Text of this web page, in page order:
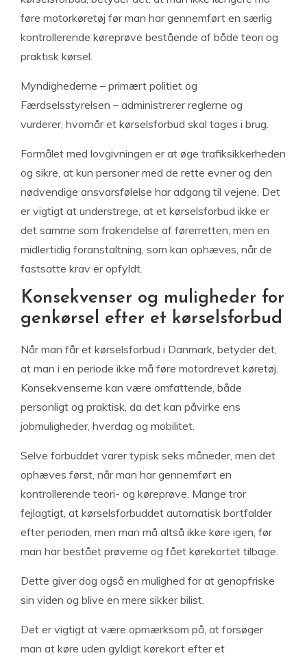
føre motorkøretøj før man har gennemført en særlig
kontrollerende køreprøve bestående af både teori og
praktisk kørsel.
Myndighederne – primært politiet og
Færdselsstyrelsen – administrerer reglerne og
vurderer, hvornår et kørselsforbud skal tages i brug.
Formålet med lovgivningen er at øge trafiksikkerheden
og sikre, at kun personer med de rette evner og den
nødvendige ansvarsfølelse har adgang til vejene. Det
er vigtigt at understrege, at et kørselsforbud ikke er
det samme som frakendelse af førerretten, men en
midlertidig foranstaltning, som kan ophæves, når de
fastsatte krav er opfyldt.
Konsekvenser og muligheder for
genkørsel efter et kørselsforbud
Når man får et kørselsforbud i Danmark, betyder det,
at man i en periode ikke må føre motordrevet køretøj.
Konsekvenserne kan være omfattende, både
personligt og praktisk, da det kan påvirke ens
jobmuligheder, hverdag og mobilitet.
Selve forbuddet varer typisk seks måneder, men det
ophæves først, når man har gennemført en
kontrollerende teori- og køreprøve. Mange tror
fejlagtigt, at kørselsforbuddet automatisk bortfalder
efter perioden, men man må altså ikke køre igen, før
man har bestået prøverne og fået kørekortet tilbage.
Dette giver dog også en mulighed for at genopfriske
sin viden og blive en mere sikker bilist.
Det er vigtigt at være opmærksom på, at forsøger
man at køre uden gyldigt kørekort efter et